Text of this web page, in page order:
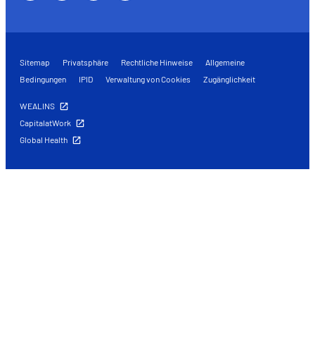
Sitemap Privatsphäre Rechtliche Hinweise
Allgemeine
Bedingungen
IPID Verwaltung von Cookies Zugänglichkeit
WEALINS
CapitalatWork
Global Health